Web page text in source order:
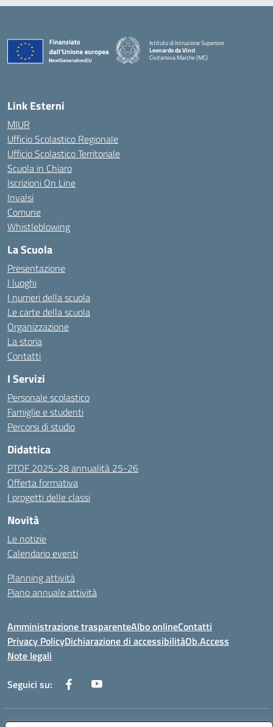
Istituto di Istruzione Superiore
Leonardo da Vinci
Civitanova Marche (MC)
Link Esterni
MIUR
Ufficio Scolastico Regionale
Ufficio Scolastico Territoriale
Scuola in Chiaro
Iscrizioni On Line
Invalsi
Comune
Whistleblowing
La Scuola
Presentazione
I luoghi
I numeri della scuola
Le carte della scuola
Organizzazione
La storia
Contatti
I Servizi
Personale scolastico
Famiglie e studenti
Percorsi di studio
Didattica
PTOF 2025-28 annualità 25-26
Offerta formativa
I progetti delle classi
Novità
Le notizie
Calendario eventi
Planning attività
Piano annuale attività
Amministrazione trasparenteAlbo onlineContatti
Privacy PolicyDichiarazione di accessibilitàOb.Access
Note legali
Seguici su: